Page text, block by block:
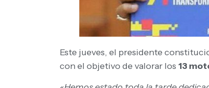
Este jueves, el presidente
con el objetivo de valorar los 13